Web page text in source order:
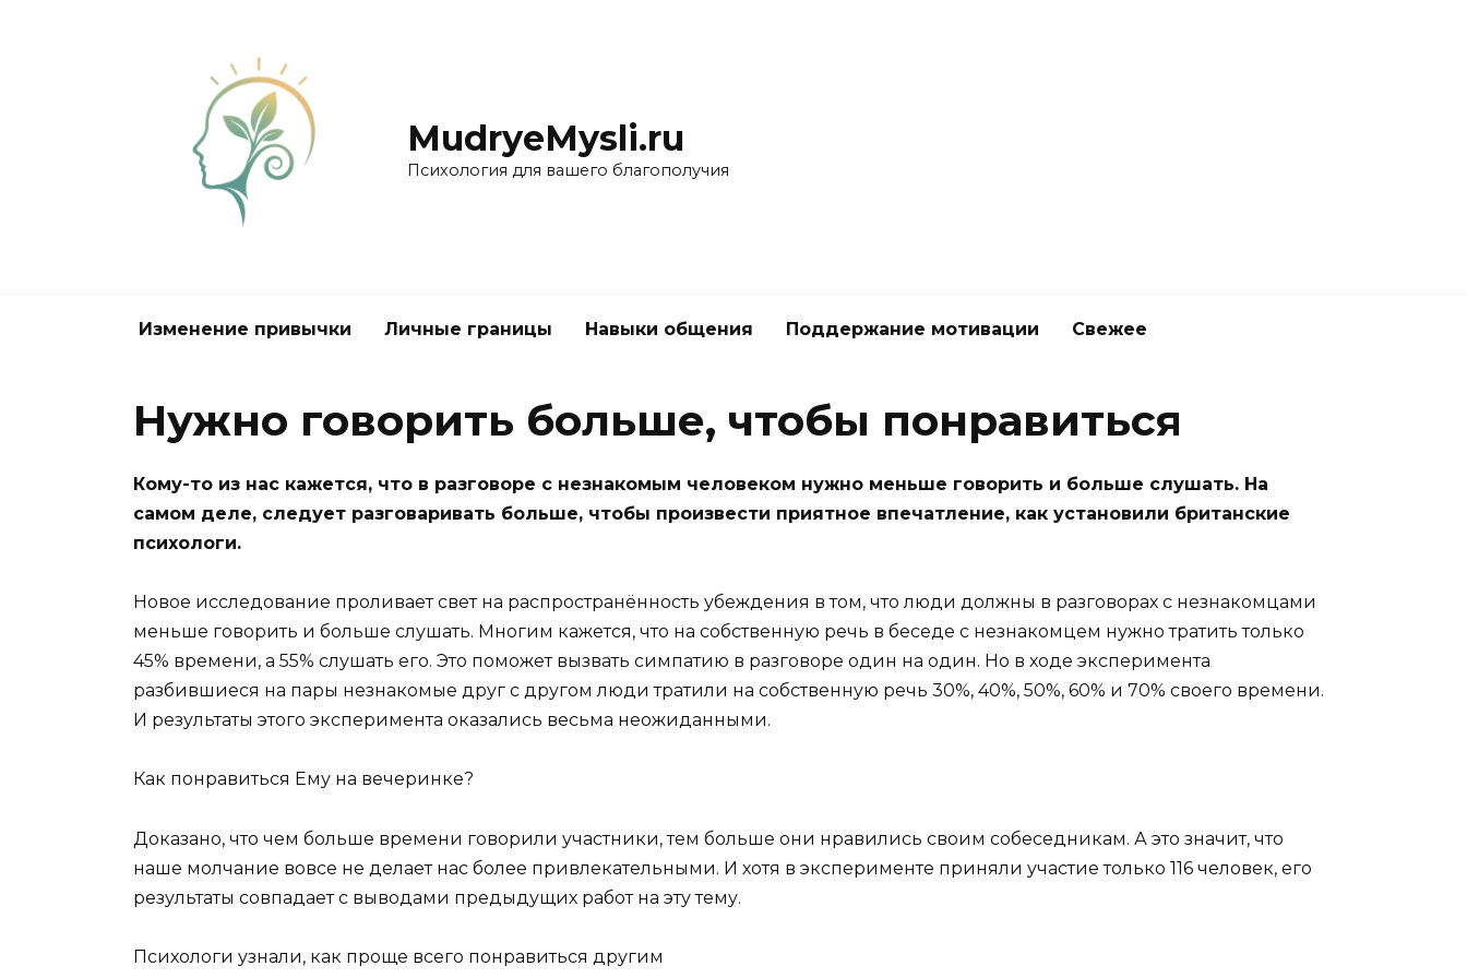
MudryeMysli.ru
Психология для вашего благополучия
Изменение привычки Личные границы Навыки общения Поддержание мотивации Свежее
Нужно говорить больше, чтобы понравиться
Кому-то из нас кажется, что в разговоре с незнакомым человеком нужно меньше говорить и больше слушать. На
самом деле, следует разговаривать больше, чтобы произвести приятное впечатление, как установили британские
психологи.
Новое исследование проливает свет на распространённость убеждения в том, что люди должны в разговорах с незнакомцами
меньше говорить и больше слушать. Многим кажется, что на собственную речь в беседе с незнакомцем нужно тратить только
45% времени, а 55% слушать его. Это поможет вызвать симпатию в разговоре один на один. Но в ходе эксперимента
разбившиеся на пары незнакомые друг с другом люди тратили на собственную речь 30%, 40%, 50%, 60% и 70% своего времени.
И результаты этого эксперимента оказались весьма неожиданными.
Как понравиться Ему на вечеринке?
Доказано, что чем больше времени говорили участники, тем больше они нравились своим собеседникам. А это значит, что
наше молчание вовсе не делает нас более привлекательными. И хотя в эксперименте приняли участие только 116 человек, его
результаты совпадает с выводами предыдущих работ на эту тему.
Психологи узнали, как проще всего понравиться другим